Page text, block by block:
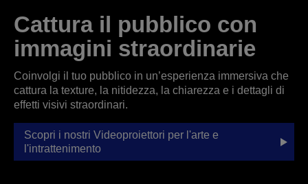
Cattura il pubblico con
immagini straordinarie
Coinvolgi il tuo pubblico in un’esperienza immersiva che
cattura la texture, la nitidezza, la chiarezza e i dettagli di
effetti visivi straordinari.
Scopri i nostri Videoproiettori per l'arte e
l'intrattenimento